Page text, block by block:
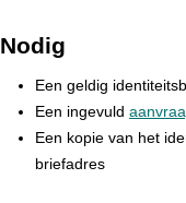
Nodig
Een geldig
Een ingevuld
Een kopie van het
briefadres